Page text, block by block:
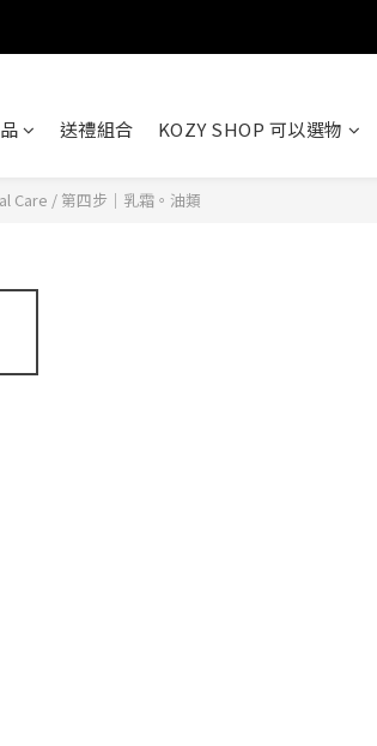
送禮組合 KOZY SHOP 可以選物
Care / 第四步｜乳霜。油類